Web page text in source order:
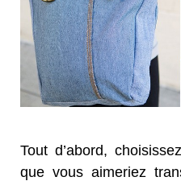
Tout d’abord,
que vous aimeriez